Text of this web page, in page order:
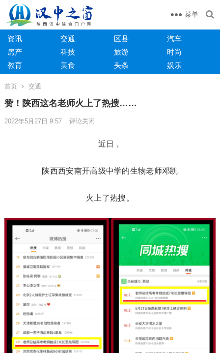
菜单
资讯 交通 区县
汽车
房产
科技 旅游
时尚
教育
美食 头条 娱乐
首页 交通
赞！陕西这名老师火上了热搜……
2022年5月27日 9:57 评论关闭
近日，
陕西西安南开高级中学的生物老师邓凯
火上了热搜。